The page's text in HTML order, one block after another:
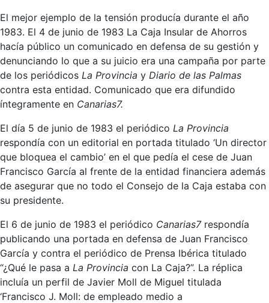
El mejor ejemplo de la tensión producía durante el año
1983. El 4 de junio de 1983 La Caja Insular de Ahorros
hacía público un comunicado en defensa de su gestión y
denunciando lo que a su juicio era una campaña por parte
de los periódicos La Provincia y Diario de las Palmas
contra esta entidad. Comunicado que era difundido
íntegramente en Canarias7.
El día 5 de junio de 1983 el periódico La Provincia
respondía con un editorial en portada titulado ‘Un director
que bloquea el cambio’ en el que pedía el cese de Juan
Francisco García al frente de la entidad financiera además
de asegurar que no todo el Consejo de la Caja estaba con
su presidente.
El 6 de junio de 1983 el periódico Canarias7 respondía
publicando una portada en defensa de Juan Francisco
García y contra el periódico de Prensa Ibérica titulado
“¿Qué le pasa a La Provincia con La Caja?”. La réplica
incluía un perfil de Javier Moll de Miguel titulada
‘Francisco J. Moll: de empleado medio a